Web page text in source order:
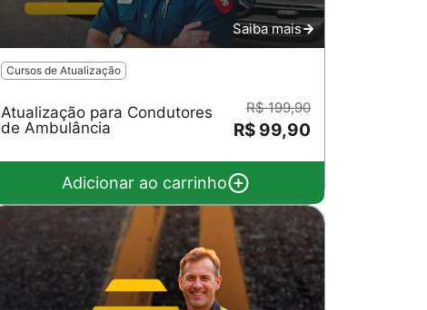
Saiba mais
Cursos de Atualização
Atualização para Condutores
de Ambulância
R$ 199,90
R$ 99,90
Adicionar ao carrinho